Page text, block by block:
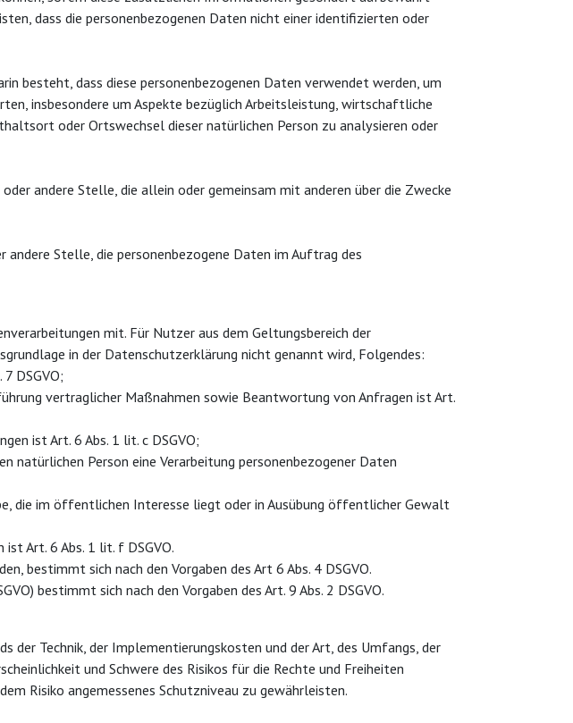
dass die personenbezogenen Daten nicht einer identifizierten oder
besteht, dass diese personenbezogenen Daten verwendet werden, um
insbesondere um Aspekte bezüglich Arbeitsleistung, wirtschaftliche
oder Ortswechsel dieser natürlichen Person zu analysieren oder
andere Stelle, die allein oder gemeinsam mit anderen über die Zwecke
andere Stelle, die personenbezogene Daten im Auftrag des
mit. Für Nutzer aus dem Geltungsbereich der
in der Datenschutzerklärung nicht genannt wird, Folgendes:
DSGVO;
vertraglicher Maßnahmen sowie Beantwortung von Anfragen ist Art.
ist Art. 6 Abs. 1 lit. c DSGVO;
natürlichen Person eine Verarbeitung personenbezogener Daten
die im öffentlichen Interesse liegt oder in Ausübung öffentlicher Gewalt
Art. 6 Abs. 1 lit. f DSGVO.
bestimmt sich nach den Vorgaben des Art 6 Abs. 4 DSGVO.
bestimmt sich nach den Vorgaben des Art. 9 Abs. 2 DSGVO.
der Technik, der Implementierungskosten und der Art, des Umfangs, der
und Schwere des Risikos für die Rechte und Freiheiten
Risiko angemessenes Schutzniveau zu gewährleisten.